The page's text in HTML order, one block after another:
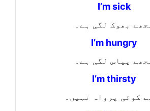
I’m sick
بھوک لگی ہے۔
I’m hungry
پیاس لگی ہے۔
I’m thirsty
کوئی پرواہ نہیں۔